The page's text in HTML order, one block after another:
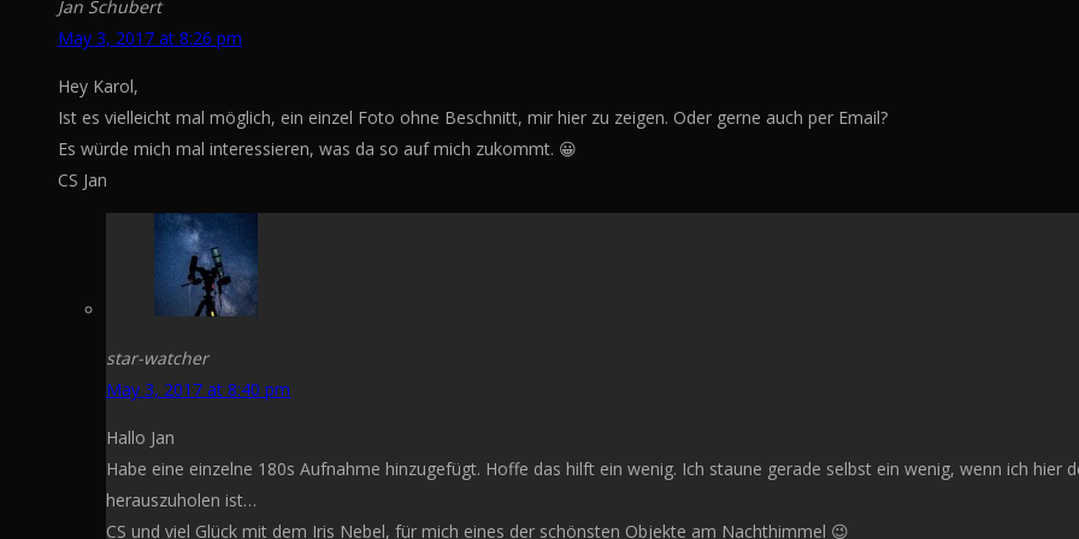
Jan Schubert
May 3, 2017 at 8:26 pm
Hey Karol,
Ist es vielleicht mal möglich, ein einzel Foto ohne Beschnitt, mir hier zu zeigen. Oder gerne auch per Email?
Es würde mich mal interessieren, was da so auf mich zukommt. 😀
CS Jan
star-watcher
May 3, 2017 at 8:40 pm
Hallo Jan
Habe eine einzelne 180s Aufnahme hinzugefügt. Hoffe das hilft ein wenig. Ich staune gerade selbst ein wenig, wenn ich hier
herauszuholen ist…
CS und viel Glück mit dem Iris Nebel, für mich eines der schönsten Objekte am Nachthimmel 😉